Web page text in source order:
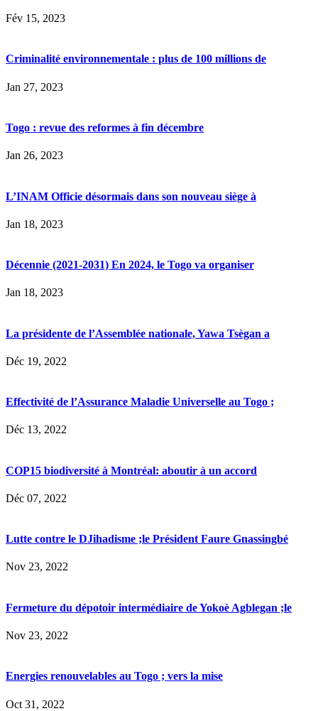
Fév 15, 2023
Criminalité environnementale : plus de 100 millions de
Jan 27, 2023
Togo : revue des reformes à fin décembre
Jan 26, 2023
L’INAM Officie désormais dans son nouveau siège à
Jan 18, 2023
Décennie (2021-2031) En 2024, le Togo va organiser
Jan 18, 2023
La présidente de l’Assemblée nationale, Yawa Tsègan a
Déc 19, 2022
Effectivité de l’Assurance Maladie Universelle au Togo ;
Déc 13, 2022
COP15 biodiversité à Montréal: aboutir à un accord
Déc 07, 2022
Lutte contre le DJihadisme ;le Président Faure Gnassingbé
Nov 23, 2022
Fermeture du dépotoir intermédiaire de Yokoè Agblegan ;le
Nov 23, 2022
Energies renouvelables au Togo ; vers la mise
Oct 31, 2022